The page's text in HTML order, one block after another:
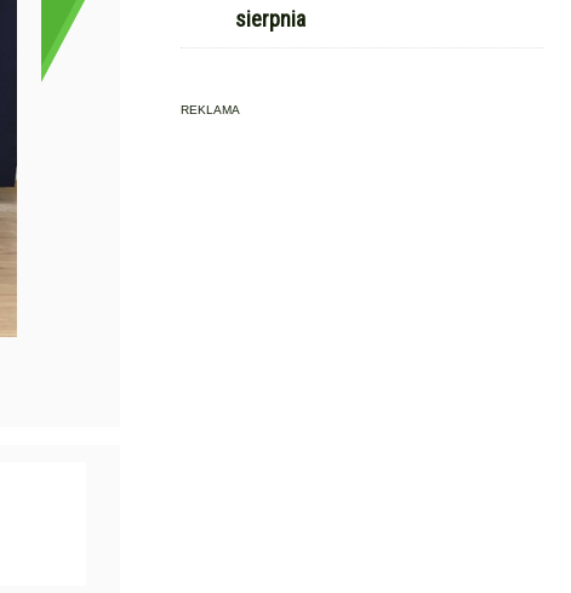
sierpnia
REKLAMA